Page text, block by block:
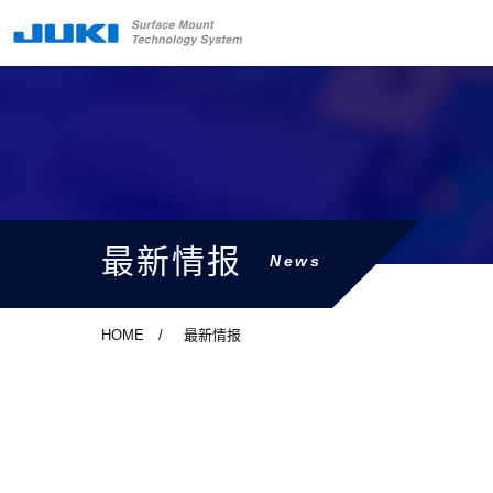
最新情报 News
HOME 最新情报